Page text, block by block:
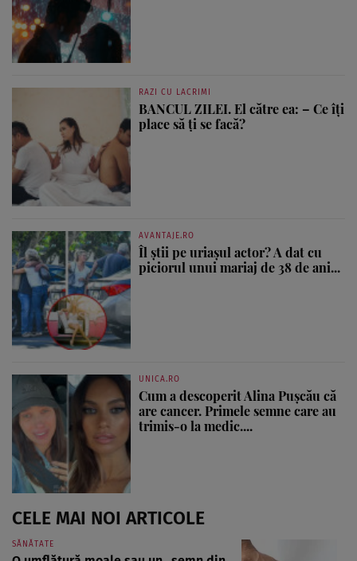
RAZI CU LACRIMI
BANCUL ZILEI. El către ea: – Ce îți
place să ți se facă?
AVANTAJE.RO
Îl știi pe uriașul actor? A dat cu
piciorul unui mariaj de 38 de ani...
UNICA.RO
Cum a descoperit Alina Pușcău că
are cancer. Primele semne care au
trimis-o la medic....
CELE MAI NOI ARTICOLE
SĂNĂTATE